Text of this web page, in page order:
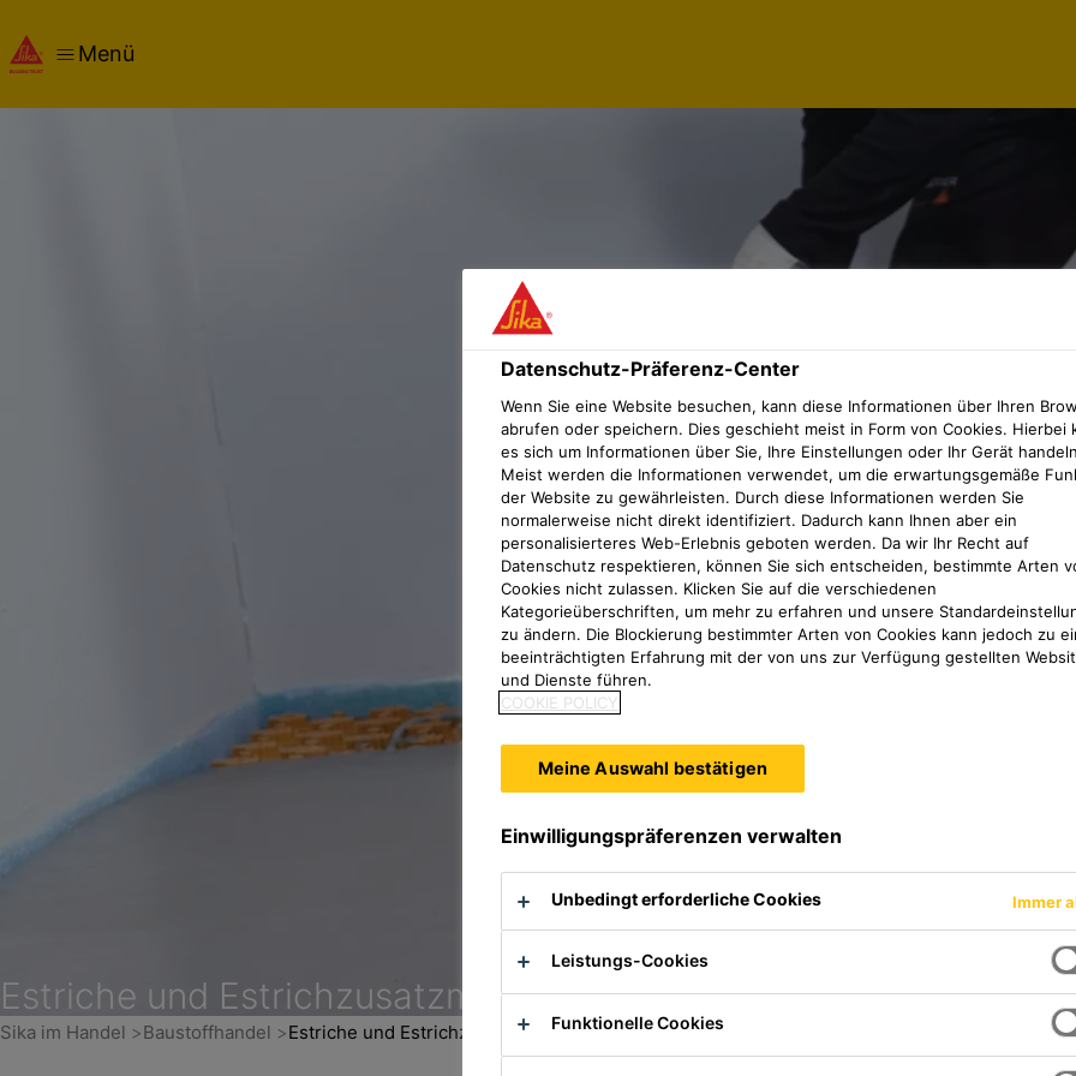
Menü
Estriche und Estrich­zusatz­mittel
Sika im Handel Baustoffhandel Estriche und Estrichzusatzmittel
Datenschutz-Präferenz-Center
Wenn Sie eine Website besuchen, kann diese Informationen über Ihren
abrufen oder speichern. Dies geschieht meist in Form von Cookies. Hierbei
es sich um Informationen über Sie, Ihre Einstellungen oder Ihr Gerät
Meist werden die Informationen verwendet, um die erwartungsgemäße
der Website zu gewährleisten. Durch diese Informationen werden Sie
normalerweise nicht direkt identifiziert. Dadurch kann Ihnen aber ein
personalisierteres Web-Erlebnis geboten werden. Da wir Ihr Recht auf
Datenschutz respektieren, können Sie sich entscheiden, bestimmte Arten
Cookies nicht zulassen. Klicken Sie auf die verschiedenen
Kategorieüberschriften, um mehr zu erfahren und unsere
zu ändern. Die Blockierung bestimmter Arten von Cookies kann jedoch zu
beeinträchtigten Erfahrung mit der von uns zur Verfügung gestellten
und Dienste führen.
COOKIE POLICY
Meine Auswahl bestätigen
Einwilligungspräferenzen verwalten
Unbedingt erforderliche Cookies Immer
Leistungs-Cookies
Funktionelle Cookies